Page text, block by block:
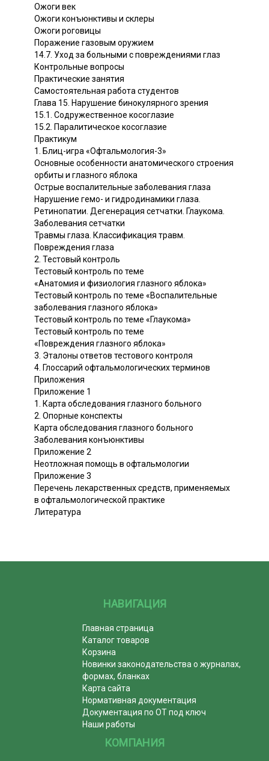
Ожоги век
Ожоги конъюнктивы и склеры
Ожоги роговицы
Поражение газовым оружием
14.7. Уход за больными с повреждениями глаз
Контрольные вопросы
Практические занятия
Самостоятельная работа студентов
Глава 15. Нарушение бинокулярного зрения
15.1. Содружественное косоглазие
15.2. Паралитическое косоглазие
Практикум
1. Блиц-игра «Офтальмология-3»
Основные особенности анатомического строения
орбиты и глазного яблока
Острые воспалительные заболевания глаза
Нарушение гемо- и гидродинамики глаза.
Ретинопатии. Дегенерация сетчатки. Глаукома.
Заболевания сетчатки
Травмы глаза. Классификация травм.
Повреждения глаза
2. Тестовый контроль
Тестовый контроль по теме
«Анатомия и физиология глазного яблока»
Тестовый контроль по теме «Воспалительные
заболевания глазного яблока»
Тестовый контроль по теме «Глаукома»
Тестовый контроль по теме
«Повреждения глазного яблока»
3. Эталоны ответов тестового контроля
4. Глоссарий офтальмологических терминов
Приложения
Приложение 1
1. Карта обследования глазного больного
2. Опорные конспекты
Карта обследования глазного больного
Заболевания конъюнктивы
Приложение 2
Неотложная помощь в офтальмологии
Приложение 3
Перечень лекарственных средств, применяемых
в офтальмологической практике
Литература
НАВИГАЦИЯ
Главная страница
Каталог товаров
Корзина
Новинки законодательства о журналах,
формах, бланках
Карта сайта
Нормативная документация
Документация по ОТ под ключ
Наши работы
КОМПАНИЯ